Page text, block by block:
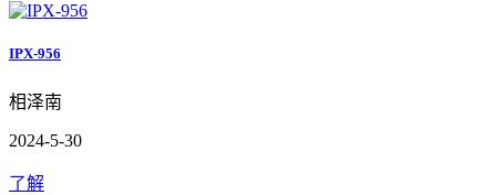
IPX-956
相泽南
2024-5-30
了解